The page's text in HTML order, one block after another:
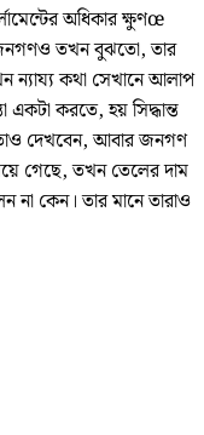
অধিকার ক্ষুণœ
তখন বুঝতো, তার
কথা সেখানে আলাপ
একটা করতে, হয় সিদ্ধান্ত
দেখবেন, আবার জনগণ
গেছে, তখন তেলের দাম
না কেন। তার মানে তারাও